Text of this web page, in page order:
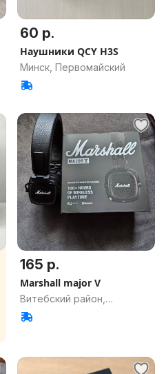
60 р.
Наушники QCY H3S
Минск, Первомайский
165 р.
Marshall major V
Витебский район,
Витебская обл.